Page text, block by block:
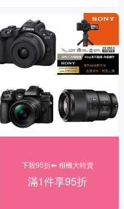
下殺95折⬅︎ 相機大特賣
滿1件享95折